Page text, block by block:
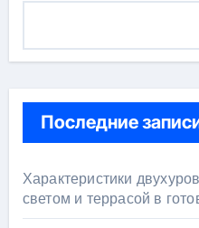
Последние
Характеристики
светом и террасой в